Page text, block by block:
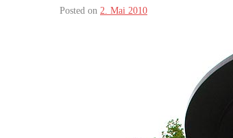
Posted on 2. Mai 2010